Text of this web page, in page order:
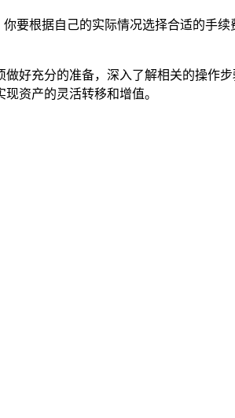
要根据自己的实际情况选择合适的手
好充分的准备，深入了解相关的操作
资产的灵活转移和增值。